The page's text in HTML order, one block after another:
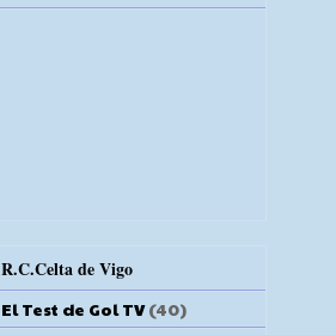
R.C.Celta de Vigo
El Test de Gol TV (40)